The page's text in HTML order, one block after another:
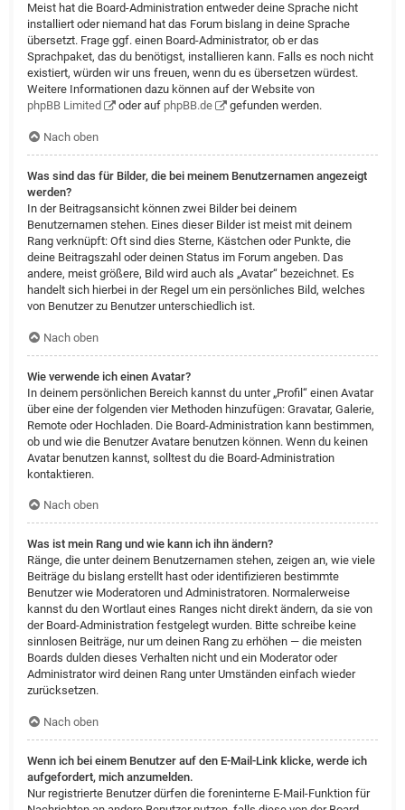
Meist hat die Board-Administration entweder deine Sprache nicht
installiert oder niemand hat das Forum bislang in deine Sprache
übersetzt. Frage ggf. einen Board-Administrator, ob er das
Sprachpaket, das du benötigst, installieren kann. Falls es noch nicht
existiert, würden wir uns freuen, wenn du es übersetzen würdest.
Weitere Informationen dazu können auf der Website von
phpBB Limited
oder auf phpBB.de gefunden werden.
Nach oben
Was sind das für Bilder, die bei meinem Benutzernamen angezeigt
werden?
In der Beitragsansicht können zwei Bilder bei deinem
Benutzernamen stehen. Eines dieser Bilder ist meist mit deinem
Rang verknüpft: Oft sind dies Sterne, Kästchen oder Punkte, die
deine Beitragszahl oder deinen Status im Forum angeben. Das
andere, meist größere, Bild wird auch als „Avatar“ bezeichnet. Es
handelt sich hierbei in der Regel um ein persönliches Bild, welches
von Benutzer zu Benutzer unterschiedlich ist.
Nach oben
Wie verwende ich einen Avatar?
In deinem persönlichen Bereich kannst du unter „Profil“ einen Avatar
über eine der folgenden vier Methoden hinzufügen: Gravatar, Galerie,
Remote oder Hochladen. Die Board-Administration kann bestimmen,
ob und wie die Benutzer Avatare benutzen können. Wenn du keinen
Avatar benutzen kannst, solltest du die Board-Administration
kontaktieren.
Nach oben
Was ist mein Rang und wie kann ich ihn ändern?
Ränge, die unter deinem Benutzernamen stehen, zeigen an, wie viele
Beiträge du bislang erstellt hast oder identifizieren bestimmte
Benutzer wie Moderatoren und Administratoren. Normalerweise
kannst du den Wortlaut eines Ranges nicht direkt ändern, da sie von
der Board-Administration festgelegt wurden. Bitte schreibe keine
sinnlosen Beiträge, nur um deinen Rang zu erhöhen — die meisten
Boards dulden dieses Verhalten nicht und ein Moderator oder
Administrator wird deinen Rang unter Umständen einfach wieder
zurücksetzen.
Nach oben
Wenn ich bei einem Benutzer auf den E-Mail-Link klicke, werde ich
aufgefordert, mich anzumelden.
Nur registrierte Benutzer dürfen die foreninterne E-Mail-Funktion für